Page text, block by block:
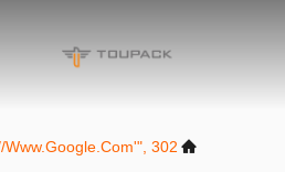
www.google.com'",